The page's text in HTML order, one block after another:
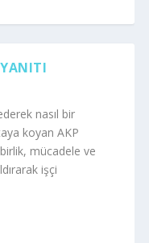
nasıl bir
koyan AKP
birlik, mücadele ve
işçi